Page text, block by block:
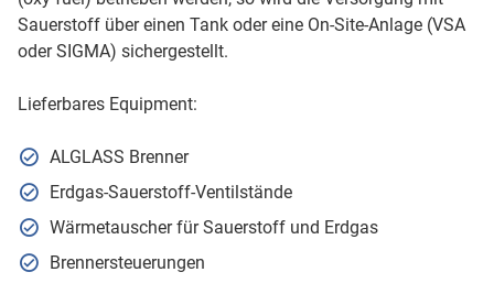
Sauerstoff über einen Tank oder eine On-Site-Anlage (VSA
oder SIGMA) sichergestellt.
Lieferbares Equipment:
ALGLASS Brenner
Erdgas-Sauerstoff-Ventilstände
Wärmetauscher für Sauerstoff und Erdgas
Brennersteuerungen